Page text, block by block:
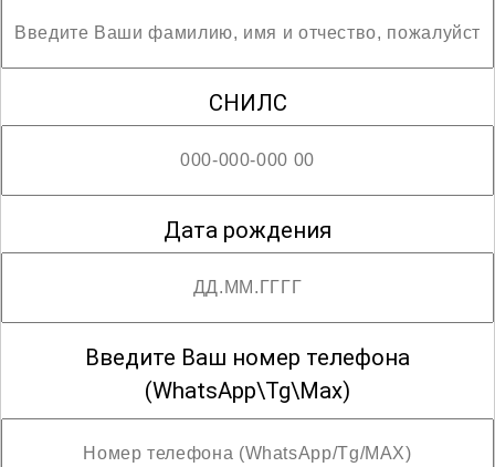
СНИЛС
Дата рождения
Введите Ваш номер телефона
(WhatsApp\Tg\Max)